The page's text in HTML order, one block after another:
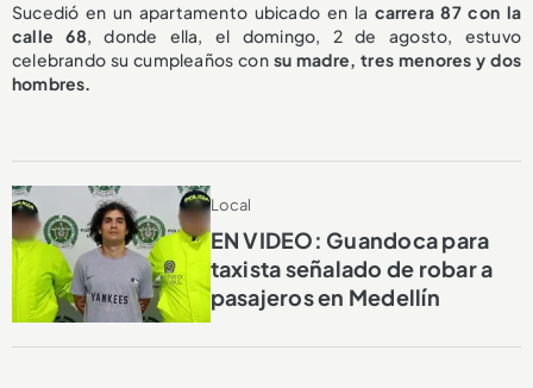
Sucedió en un apartamento ubicado en la carrera 87 con la
calle 68, donde ella, el domingo, 2 de agosto, estuvo
celebrando su cumpleaños con su madre, tres menores y dos
hombres.
Local
EN VIDEO: Guandoca para
taxista señalado de robar a
pasajeros en Medellín